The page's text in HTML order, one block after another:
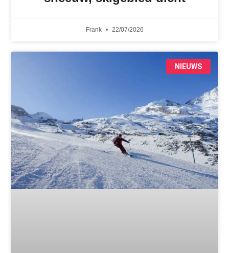
Frank 22/07/2026
NIEUWS